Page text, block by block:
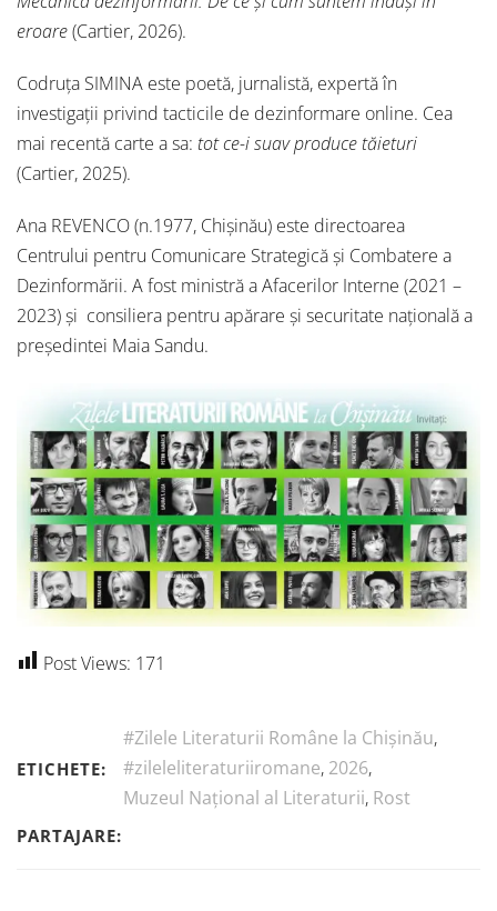
eroare(Cartier, 2026).
Codruța SIMINA este poetă, jurnalistă, expertă în
investigații privind tacticile de dezinformare online. Cea
mai recentă carte a sa: tot ce-i suav produce tăieturi
(Cartier, 2025).
Ana REVENCO (n.1977, Chișinău) este directoarea
Centrului pentru Comunicare Strategică și Combatere a
Dezinformării. A fost ministră a Afacerilor Interne (2021 –
2023) și consiliera pentru apărare și securitate națională a
președintei Maia Sandu.
Post Views: 171
ETICHETE:
#Zilele Literaturii Române la Chișinău,
#zileleliteraturiiromane, 2026,
Muzeul Național al Literaturii, Rost
PARTAJARE: